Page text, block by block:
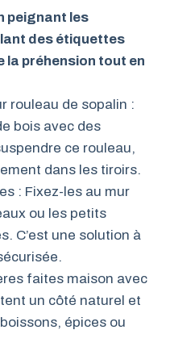
peignant les
des étiquettes
la préhension tout en
rouleau de sopalin :
bois avec des
ce rouleau,
dans les tiroirs.
: Fixez-les au mur
ou les petits
C’est une solution à
faites maison avec
un côté naturel et
épices ou